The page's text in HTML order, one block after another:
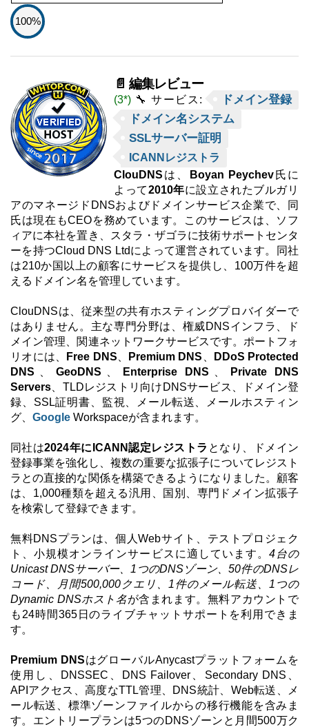
100%
📄 編集レビュー
(3*) 🔧 サービス:
ドメイン登録
ドメイン名システム
SSLサーバー証明
ICANNレジストラ
ClouDNS は、 Boyan Peychev氏に
よって2010年に設立されたブルガリ
アのマネージドDNSおよびドメインサービス企業で、同
氏は現在もCEOを務めています。このサービスは、ソフ
ィアに本社を置き、スタラ・ザゴラに技術サポートセンタ
ーを持つCloud DNS Ltdによって運営されています。同社
は210か国以上の顧客にサービスを提供し、100万件を超
えるドメイン名を管理しています。
ClouDNSは、従来型の共有ホスティングプロバイダーで
はありません。主な専門分野は、権威DNSインフラ、ド
メイン管理、関連ネットワークサービスです。ポートフォ
リオには、
Free DNS Premium DNS
DDoS Protected
DNS
GeoDNS Enterprise DNS
Private DNS
Servers 、TLDレジストリ向けDNSサービス、ドメイン登
録、SSL証明書、監視、メール転送、メールホスティン
グ、 Google Workspaceが含まれます。
同社は2024年にICANN認定レジストラ となり、ドメイン
登録事業を強化し、複数の重要な拡張子についてレジスト
ラとの直接的な関係を構築できるようになりました。顧客
は、1,000種類を超える汎用、国別、専門ドメイン拡張子
を検索して登録できます。
無料DNSプランは、個人Webサイト、テストプロジェク
ト、小規模オンラインサービスに適しています。 4台の
Unicast DNSサーバー、1つのDNSゾーン、50件のDNSレ
コード、月間500,000クエリ、1件のメール転送、1つの
Dynamic DNSホスト名が含まれます。無料アカウントで
も24時間365日のライブチャットサポートを利用できま
す。
Premium DNSはグローバルAnycastプラットフォームを
使用し、DNSSEC、DNS Failover、Secondary DNS、
APIアクセス、高度なTTL管理、DNS統計、Web転送、メ
ール転送、標準ゾーンファイルからの移行機能を含みま
す。エントリープランは5つのDNSゾーンと月間500万ク